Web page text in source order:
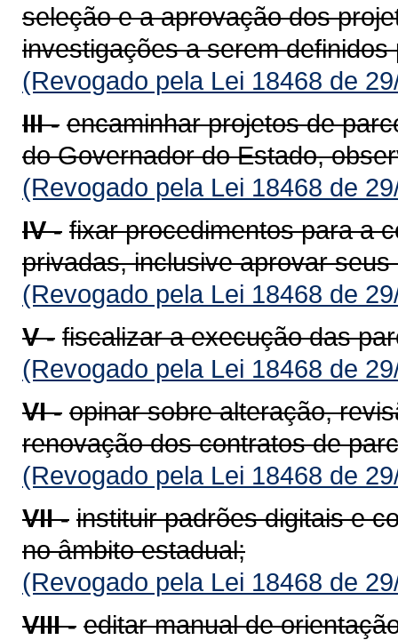
seleção e a aprovação dos
investigações a serem
(Revogado pela Lei 18468 de
III - encaminhar projetos de
do Governador do Estado,
(Revogado pela Lei 18468 de
IV - fixar procedimentos para a
privadas, inclusive aprovar
(Revogado pela Lei 18468 de
V - fiscalizar a execução das
(Revogado pela Lei 18468 de
VI - opinar sobre alteração,
renovação dos contratos de
(Revogado pela Lei 18468 de
VII - instituir padrões digitais e
no âmbito estadual;
(Revogado pela Lei 18468 de
VIII - editar manual de